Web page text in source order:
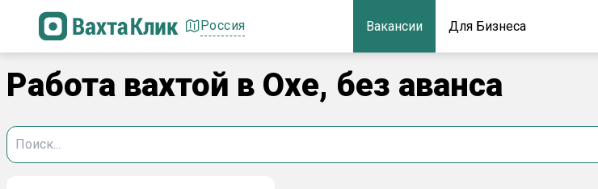
Россия Вакансии Для Бизнеса
Работа вахтой в Охе, без аванса